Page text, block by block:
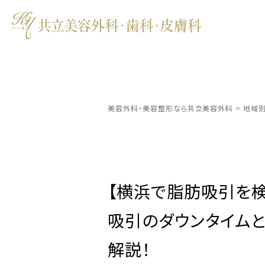
美容外科・美容整形なら共立美容外科 > 地域
【横浜で脂肪吸引を
吸引のダウンタイム
解説！